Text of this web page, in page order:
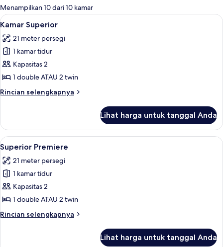
untuk
kamar
Menampilkan 10 dari 10 kamar
Lihat
semua
foto
untuk
Kamar
Superior
Kamar Superior | Brankas, meja
5
Kamar Superior
21 meter persegi
1 kamar tidur
Kapasitas 2
1 double ATAU 2 twin
Rincian selengkapnya
Rincian
Kamar
Superior
Lihat harga untuk tanggal Anda
Lihat
semua
foto
untuk
Superior
Premiere
Superior Premiere | Brankas, meja
4
Superior Premiere
21 meter persegi
1 kamar tidur
Kapasitas 2
1 double ATAU 2 twin
Rincian selengkapnya
Rincian
Lihat harga untuk tanggal Anda